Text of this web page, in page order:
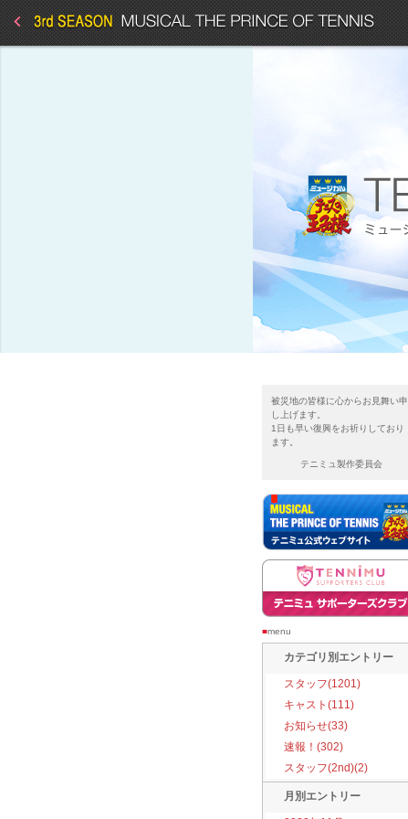
被災地の皆様に心からお見舞い申
し上げます。
1日も早い復興をお祈りしており
ます。
テニミュ製作委員会
■menu
カテゴリ別エントリー
スタッフ(1201)
キャスト(111)
お知らせ(33)
速報！(302)
スタッフ(2nd)(2)
月別エントリー